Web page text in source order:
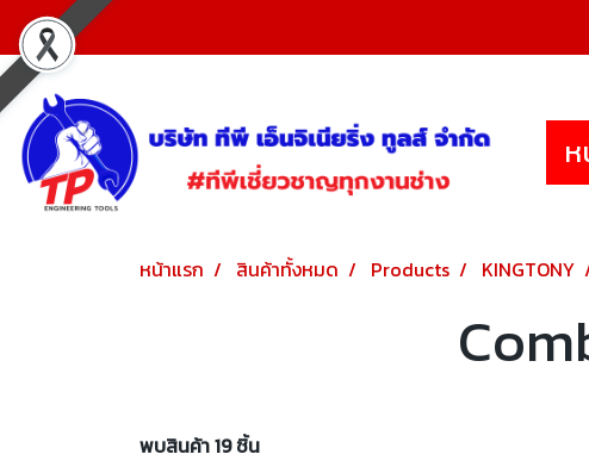
หน้าแรก สินค้าทั้งหมด Products KINGTONY
พบสินค้า 19 ชิ้น